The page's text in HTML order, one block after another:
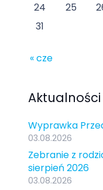
24
25
31
« cze
Aktualności
Wyprawka
03.08.2026
Zebranie z
sierpień 2026
03.08.2026